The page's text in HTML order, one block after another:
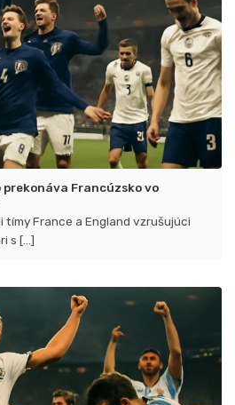
Francúzsko vo
tímy France a England vzrušujúci
s [...]